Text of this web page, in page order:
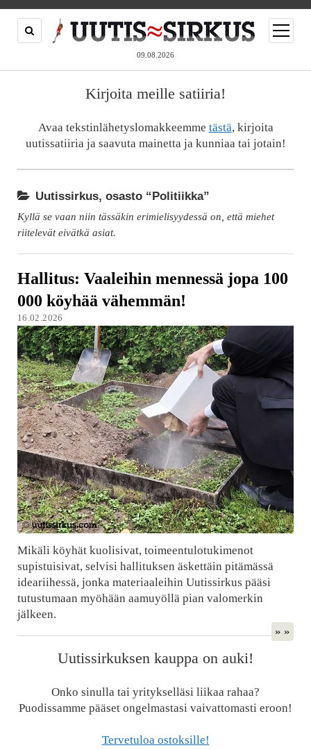
09.08.2026
open
menu
Kirjoita meille satiiria!
Avaa tekstinlähetyslomakkeemme tästä, kirjoita
uutissatiiria ja saavuta mainetta ja kunniaa tai jotain!
Uutissirkus, osasto “Politiikka”
Kyllä se vaan niin tässäkin erimielisyydessä on, että miehet
riitelevät eivätkä asiat.
Hallitus: Vaaleihin mennessä jopa 100
000 köyhää vähemmän!
16.02.2026
Mikäli köyhät kuolisivat, toimeentulotukimenot
supistuisivat, selvisi hallituksen äskettäin pitämässä
ideariihessä, jonka materiaaleihin Uutissirkus pääsi
tutustumaan myöhään aamuyöllä pian valomerkin
jälkeen.
» »
Uutissirkuksen kauppa on auki!
Onko sinulla tai yritykselläsi liikaa rahaa?
Puodissamme pääset ongelmastasi vaivattomasti eroon!
Tervetuloa ostoksille!